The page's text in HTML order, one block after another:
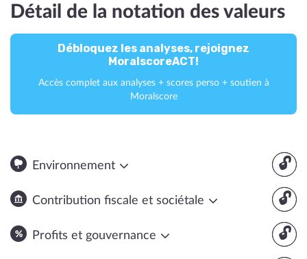
Détail de la notation des valeurs
Débloquez les analyses, rejoignez
MoralscoreACT!
Accès complet aux analyses + scores perso + soutien à
Moralscore
🔓
Environnement
🔓
Contribution fiscale et sociétale
🔓
Profits et gouvernance